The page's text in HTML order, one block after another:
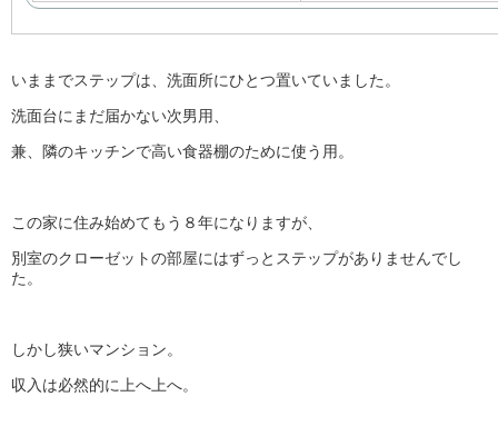
いままでステップは、洗面所にひとつ置いていました。
洗面台にまだ届かない次男用、
兼、隣のキッチンで高い食器棚のために使う用。
この家に住み始めてもう８年になりますが、
別室のクローゼットの部屋にはずっとステップがありませんでし
た。
しかし狭いマンション。
収入は必然的に上へ上へ。